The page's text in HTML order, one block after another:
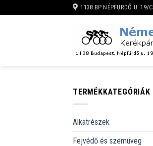
to
1138 BP NÉPFÜRDŐ U. 19/C
TERMÉKKATEGÓRIÁK
Alkatrészek
Fejvédő és szemüveg